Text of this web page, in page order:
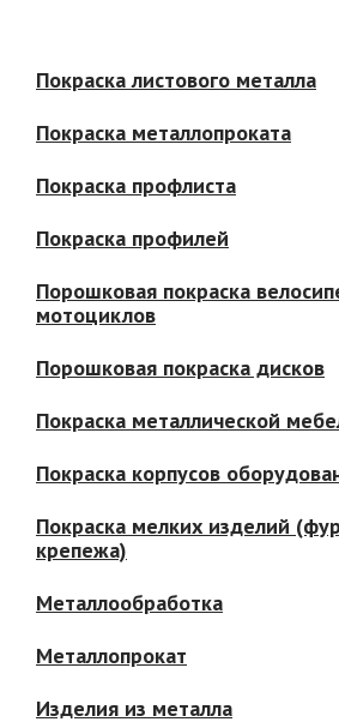
Покраска листового металла
Покраска металлопроката
Покраска профлиста
Покраска профилей
Порошковая покраска
мотоциклов
Порошковая покраска дисков
Покраска металлической
Покраска корпусов
Покраска мелких изделий
крепежа)
Металлообработка
Металлопрокат
Изделия из металла